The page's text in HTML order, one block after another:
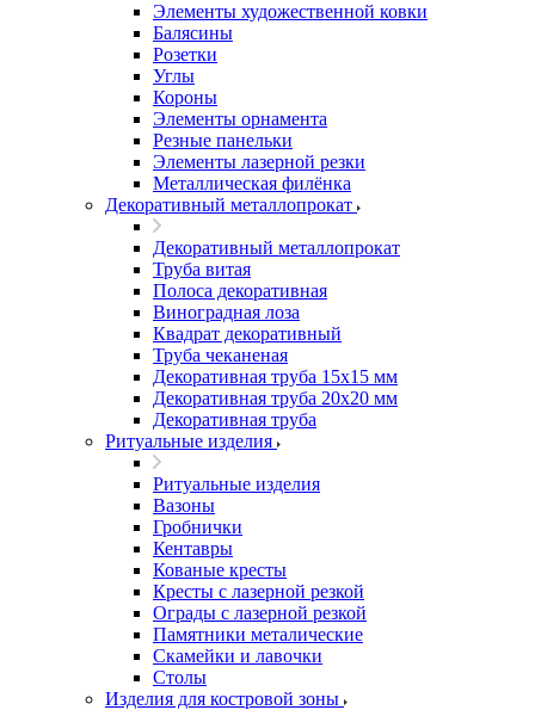
Элементы художественной ковки
Балясины
Розетки
Углы
Короны
Элементы орнамента
Резные панельки
Элементы лазерной резки
Металлическая филёнка
Декоративный металлопрокат
Декоративный металлопрокат
Труба витая
Полоса декоративная
Виноградная лоза
Квадрат декоративный
Труба чеканеная
Декоративная труба 15х15 мм
Декоративная труба 20х20 мм
Декоративная труба
Ритуальные изделия
Ритуальные изделия
Вазоны
Гробнички
Кентавры
Кованые кресты
Кресты с лазерной резкой
Ограды с лазерной резкой
Памятники металические
Скамейки и лавочки
Столы
Изделия для костровой зоны